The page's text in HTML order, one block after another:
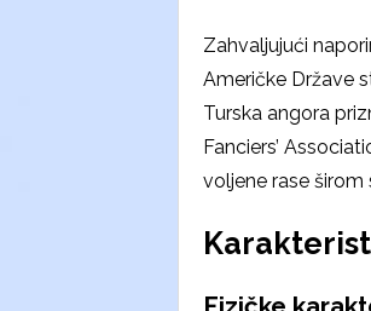
Zahvaljujući
Američke Države
Turska angora
Fanciers’
voljene rase širom